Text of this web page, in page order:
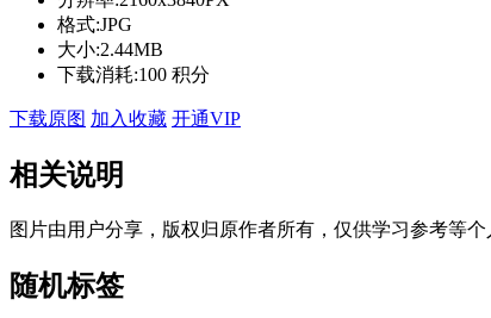
格式:JPG
大小:2.44MB
下载消耗:100 积分
下载原图 加入收藏 开通VIP
相关说明
图片由用户分享，版权归原作者所有，仅供学习参考等
随机标签